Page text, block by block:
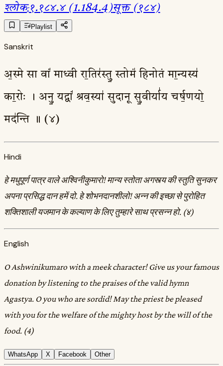
श्लोक:१.१८४.४ (1.184.4)सूक्त (१८४)
Playlist
Sanskrit
अ॒स्मे सा वां॑ माध्वी रा॒तिर॑स्तु॒ स्तोमं॑ हिनोतं मा॒न्यस्य॑
का॒रोः । अनु॒ यद्वां॑ श्रव॒स्या॑ सुदानू सु॒वीर्या॑य चर्ष॒णयो॒
मद॑न्ति ॥ (४)
Hindi
हे मधुपूर्ण पात्र वाले अश्विनीकुमारो! मान्य स्तोता अगस्त्य की स्तुति सुनकर
अपना प्रसिद्ध दान हमें दो. हे शोभनदानशीलो! अन्न की इच्छा से पुरोहित
शक्तिशाली यजमान के कल्याण के लिए तुम्हारे साथ प्रसन्न हो. (४)
English
O Ashwinikumaro with a meek character! Give us your famous
donation by listening to the praises of the valid hymn
Agastya. O you who are sordid! May the priest be pleased
with you for the welfare of the mighty host by the will of the
food. (4)
WhatsApp X Facebook Other